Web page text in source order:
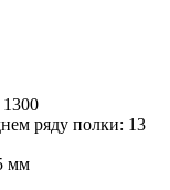
ряду полки: 13
мм